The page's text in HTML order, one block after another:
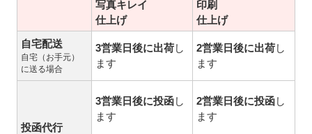
写真キレイ
仕上げ
印刷
仕上げ
自宅配送
自宅（お手元）
に送る場合
3営業日後に出荷し
ます
2営業日後に出荷し
ます
投函代行
3営業日後に投函し
ます
2営業日後に投函し
ます